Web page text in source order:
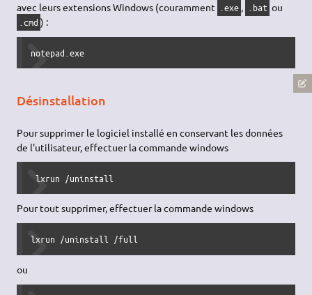
avec leurs extensions Windows (couramment
.exe , .bat ou
.cmd ) :
notepad.exe
Désinstallation
Pour supprimer le logiciel installé en conservant les données
de l'utilisateur, effectuer la commande windows
lxrun /uninstall
Pour tout supprimer, effectuer la commande windows
lxrun /uninstall /full
ou